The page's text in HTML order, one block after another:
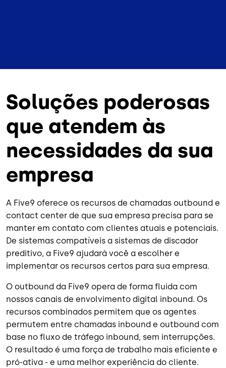
Soluções poderosas
que atendem às
necessidades da sua
empresa
A Five9 oferece os recursos de chamadas outbound e
contact center de que sua empresa precisa para se
manter em contato com clientes atuais e potenciais.
De sistemas compatíveis a sistemas de discador
preditivo, a Five9 ajudará você a escolher e
implementar os recursos certos para sua empresa.
O outbound da Five9 opera de forma fluida com
nossos canais de envolvimento digital inbound. Os
recursos combinados permitem que os agentes
permutem entre chamadas inbound e outbound com
base no fluxo de tráfego inbound, sem interrupções.
O resultado é uma força de trabalho mais eficiente e
pró-ativa - e uma melhor experiência do cliente.